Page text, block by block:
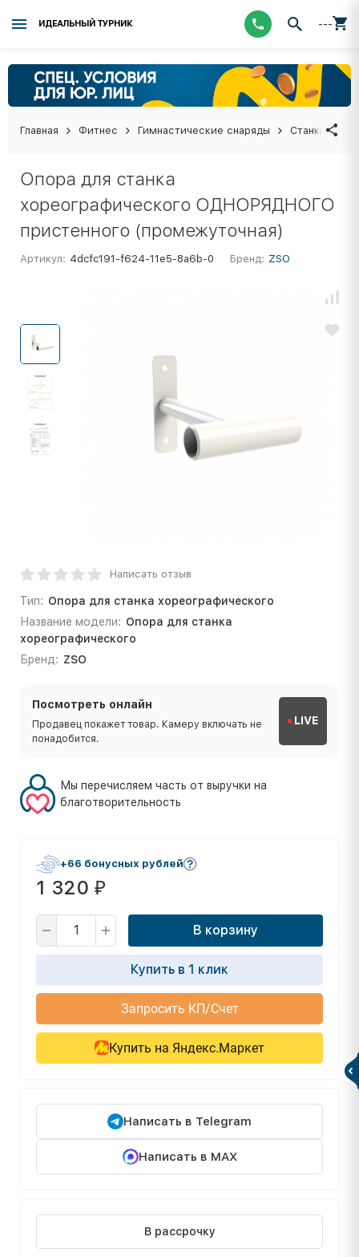
ИДЕАЛЬНЫЙ ТУРНИК ---
Главная Фитнес Гимнастические снаряды Станки
Опора для станка
хореографического ОДНОРЯДНОГО
пристенного (промежуточная)
Артикул: 4dcfc191-f624-11e5-8a6b-0 Бренд: ZSO
Написать отзыв
Тип: Опора для станка хореографического
Название модели: Опора для станка
хореографического
Бренд: ZSO
Посмотреть онлайн
Продавец покажет товар. Камеру включать не
понадобится.
LIVE
Мы перечисляем часть от выручки на
благотворительность
+66 бонусных рублей
1 320 ₽
В корзину
Купить в 1 клик
Запросить КП/Счет
Купить на Яндекс.Маркет
Написать в Telegram
Написать в MAX
В рассрочку